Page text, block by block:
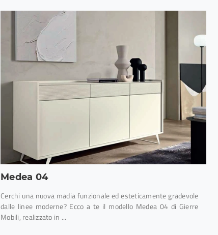
Medea 04
Cerchi una nuova madia funzionale ed esteticamente gradevole
dalle linee moderne? Ecco a te il modello Medea 04 di Gierre
Mobili, realizzato in ...